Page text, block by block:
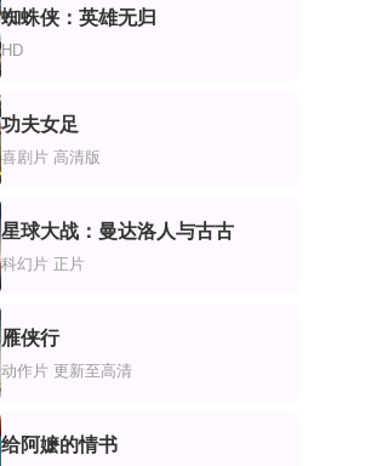
蜘蛛侠：英雄无归
HD
功夫女足
喜剧片 高清版
星球大战：曼达洛人与古古
科幻片 正片
雁侠行
动作片 更新至高清
给阿嬷的情书